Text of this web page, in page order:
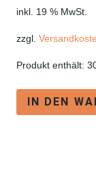
inkl. 19 % MwSt.
zzgl.
Produkt enthält:
IN DEN